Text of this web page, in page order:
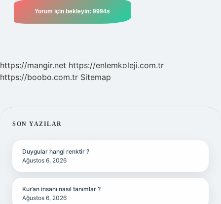
https://mangir.net https://enlemkoleji.com.tr
https://boobo.com.tr Sitemap
SIDEBAR
SON YAZILAR
Duygular hangi renktir ?
Ağustos 6, 2026
Kur’an insanı nasıl tanımlar ?
Ağustos 6, 2026